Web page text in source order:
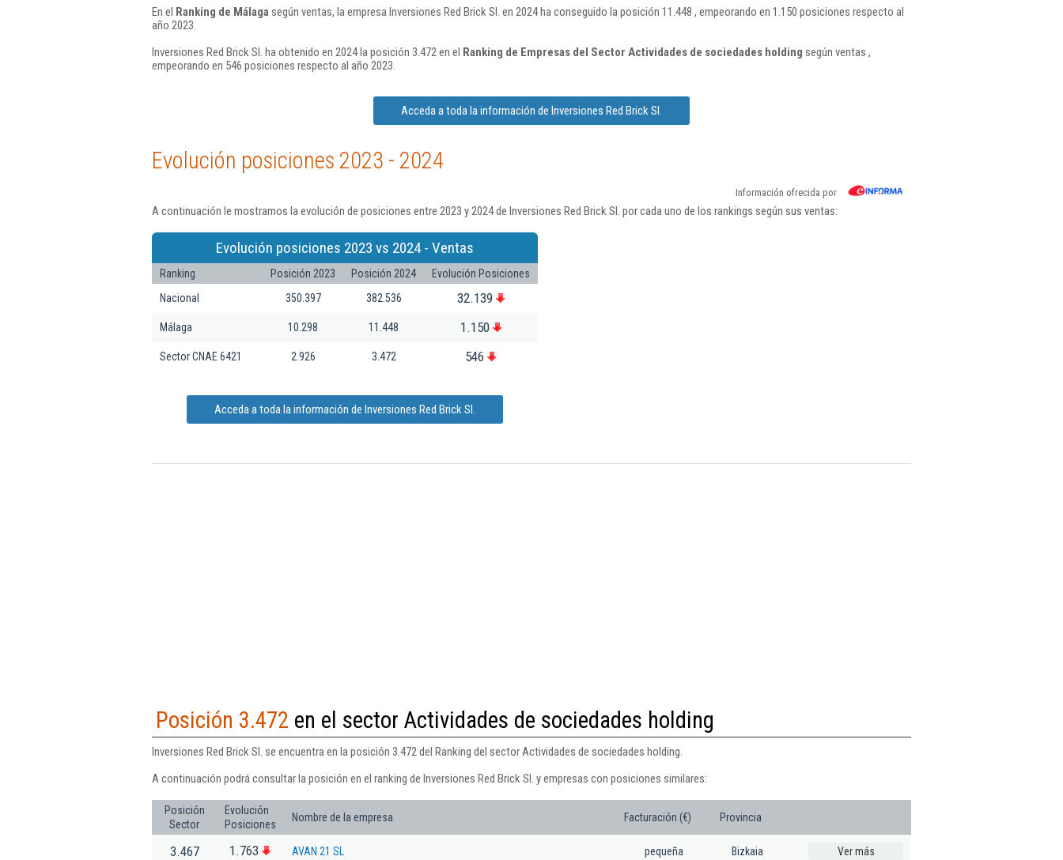
En el Ranking de Málaga según ventas, la empresa Inversiones Red Brick Sl. en 2024 ha conseguido la posición 11.448 , empeorando en 1.150 posiciones respecto al
año 2023.
Inversiones Red Brick Sl. ha obtenido en 2024 la posición 3.472 en el Ranking de Empresas del Sector Actividades de sociedades holding según ventas ,
empeorando en 546 posiciones respecto al año 2023.
Acceda a toda la información de Inversiones Red Brick Sl.
Evolución posiciones 2023 - 2024
Información ofrecida por
A continuación le mostramos la evolución de posiciones entre 2023 y 2024 de Inversiones Red Brick Sl. por cada uno de los rankings según sus ventas:
Evolución posiciones 2023 vs 2024 - Ventas
Ranking Posición 2023 Posición 2024
Evolución Posiciones
Nacional
350.397 382.536 32.139
Málaga 10.298 11.448 1.150
Sector CNAE 6421 2.926 3.472 546
Acceda a toda la información de Inversiones Red Brick Sl.
Posición 3.472 en el sector Actividades de sociedades holding
Inversiones Red Brick Sl. se encuentra en la posición 3.472 del Ranking del sector Actividades de sociedades holding.
A continuación podrá consultar la posición en el ranking de Inversiones Red Brick Sl. y empresas con posiciones similares:
Posición
Sector
Evolución
Posiciones
Nombre de la empresa Facturación (€) Provincia
3.467 1.763 AVAN 21 SL pequeña Bizkaia Ver más